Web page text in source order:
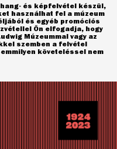
és képfelvétel készül,
használhat fel a múzeum
és egyéb promóciós
Ön elfogadja, hogy
Múzeummal vagy az
szemben a felvétel
követeléssel nem